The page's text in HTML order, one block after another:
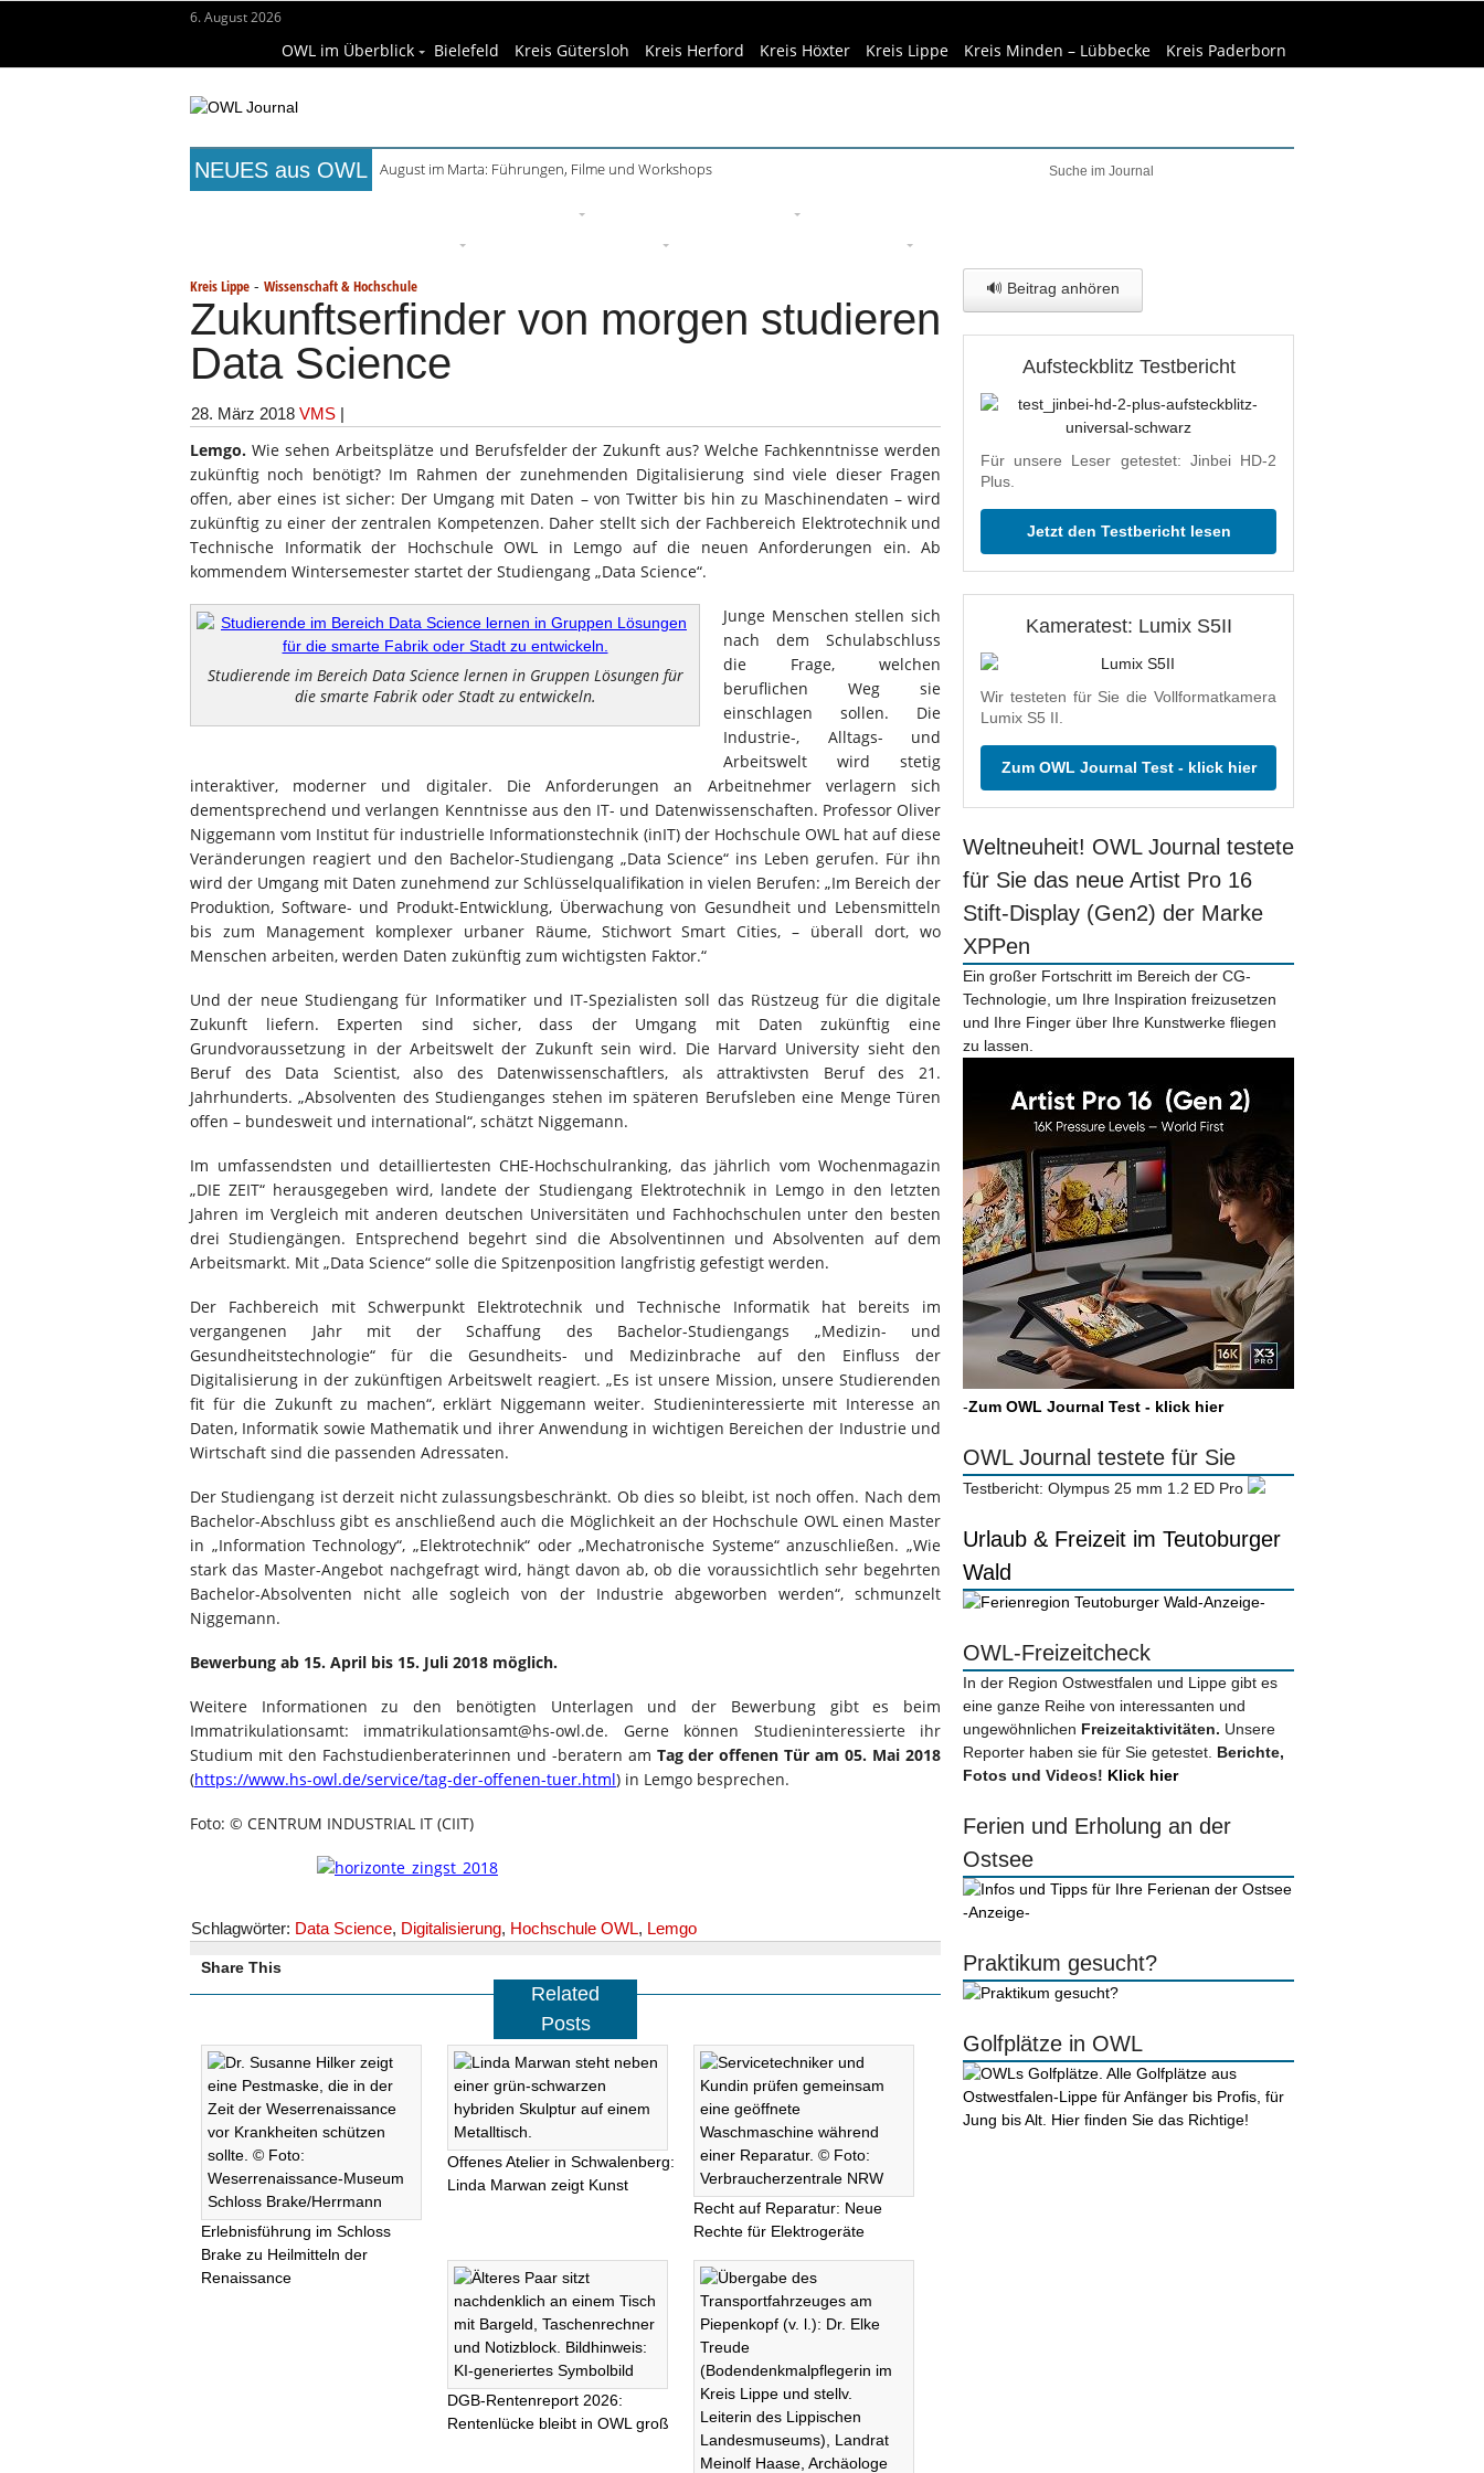
6. August 2026
OWL im Überblick Bielefeld Kreis Gütersloh Kreis Herford Kreis Höxter Kreis Lippe Kreis Minden – Lübbecke Kreis Paderborn
NEUES aus OWL August im Marta: Führungen, Filme und Workshops
Kreis Lippe - Wissenschaft & Hochschule
Zukunftserfinder von morgen studieren
Data Science
28. März 2018 VMS |
Lemgo. Wie sehen Arbeitsplätze und Berufsfelder der Zukunft aus? Welche Fachkenntnisse werden
zukünftig noch benötigt? Im Rahmen der zunehmenden Digitalisierung sind viele dieser Fragen
offen, aber eines ist sicher: Der Umgang mit Daten – von Twitter bis hin zu Maschinendaten – wird
zukünftig zu einer der zentralen Kompetenzen. Daher stellt sich der Fachbereich Elektrotechnik und
Technische Informatik der Hochschule OWL in Lemgo auf die neuen Anforderungen ein. Ab
kommendem Wintersemester startet der Studiengang „Data Science“.
Studierende im Bereich Data Science lernen in Gruppen Lösungen für
die smarte Fabrik oder Stadt zu entwickeln.
Junge Menschen stellen sich
nach dem Schulabschluss
die Frage, welchen
beruflichen Weg sie
einschlagen sollen. Die
Industrie-, Alltags- und
Arbeitswelt wird stetig
interaktiver, moderner und digitaler. Die Anforderungen an Arbeitnehmer verlagern sich
dementsprechend und verlangen Kenntnisse aus den IT- und Datenwissenschaften. Professor Oliver
Niggemann vom Institut für industrielle Informationstechnik (inIT) der Hochschule OWL hat auf diese
Veränderungen reagiert und den Bachelor-Studiengang „Data Science“ ins Leben gerufen. Für ihn
wird der Umgang mit Daten zunehmend zur Schlüsselqualifikation in vielen Berufen: „Im Bereich der
Produktion, Software- und Produkt-Entwicklung, Überwachung von Gesundheit und Lebensmitteln
bis zum Management komplexer urbaner Räume, Stichwort Smart Cities, – überall dort, wo
Menschen arbeiten, werden Daten zukünftig zum wichtigsten Faktor.“
Und der neue Studiengang für Informatiker und IT-Spezialisten soll das Rüstzeug für die digitale
Zukunft liefern. Experten sind sicher, dass der Umgang mit Daten zukünftig eine
Grundvoraussetzung in der Arbeitswelt der Zukunft sein wird. Die Harvard University sieht den
Beruf des Data Scientist, also des Datenwissenschaftlers, als attraktivsten Beruf des 21.
Jahrhunderts. „Absolventen des Studienganges stehen im späteren Berufsleben eine Menge Türen
offen – bundesweit und international“, schätzt Niggemann.
Im umfassendsten und detailliertesten CHE-Hochschulranking, das jährlich vom Wochenmagazin
„DIE ZEIT“ herausgegeben wird, landete der Studiengang Elektrotechnik in Lemgo in den letzten
Jahren im Vergleich mit anderen deutschen Universitäten und Fachhochschulen unter den besten
drei Studiengängen. Entsprechend begehrt sind die Absolventinnen und Absolventen auf dem
Arbeitsmarkt. Mit „Data Science“ solle die Spitzenposition langfristig gefestigt werden.
Der Fachbereich mit Schwerpunkt Elektrotechnik und Technische Informatik hat bereits im
vergangenen Jahr mit der Schaffung des Bachelor-Studiengangs „Medizin- und
Gesundheitstechnologie“ für die Gesundheits- und Medizinbrache auf den Einfluss der
Digitalisierung in der zukünftigen Arbeitswelt reagiert. „Es ist unsere Mission, unsere Studierenden
fit für die Zukunft zu machen“, erklärt Niggemann weiter. Studieninteressierte mit Interesse an
Daten, Informatik sowie Mathematik und ihrer Anwendung in wichtigen Bereichen der Industrie und
Wirtschaft sind die passenden Adressaten.
Der Studiengang ist derzeit nicht zulassungsbeschränkt. Ob dies so bleibt, ist noch offen. Nach dem
Bachelor-Abschluss gibt es anschließend auch die Möglichkeit an der Hochschule OWL einen Master
in „Information Technology“, „Elektrotechnik“ oder „Mechatronische Systeme“ anzuschließen. „Wie
stark das Master-Angebot nachgefragt wird, hängt davon ab, ob die voraussichtlich sehr begehrten
Bachelor-Absolventen nicht alle sogleich von der Industrie abgeworben werden“, schmunzelt
Niggemann.
Bewerbung ab 15. April bis 15. Juli 2018 möglich.
Weitere Informationen zu den benötigten Unterlagen und der Bewerbung gibt es beim
Immatrikulationsamt: immatrikulationsamt@hs-owl.de. Gerne können Studieninteressierte ihr
Studium mit den Fachstudienberaterinnen und -beratern am Tag der offenen Tür am 05. Mai 2018
(https://www.hs-owl.de/service/tag-der-offenen-tuer.html) in Lemgo besprechen.
Foto: © CENTRUM INDUSTRIAL IT (CIIT)
Schlagwörter: Data Science, Digitalisierung, Hochschule OWL, Lemgo
Share This
Related
Posts
Erlebnisführung im Schloss
Brake zu Heilmitteln der
Renaissance
Offenes Atelier in Schwalenberg:
Linda Marwan zeigt Kunst
Recht auf Reparatur: Neue
Rechte für Elektrogeräte
DGB-Rentenreport 2026:
Rentenlücke bleibt in OWL groß
🔊 Beitrag anhören
Aufsteckblitz Testbericht
Für unsere Leser getestet: Jinbei HD-2
Plus.
Jetzt den Testbericht lesen
Kameratest: Lumix S5II
Wir testeten für Sie die Vollformatkamera
Lumix S5 II.
Zum OWL Journal Test - klick hier
Weltneuheit! OWL Journal testete
für Sie das neue Artist Pro 16
Stift-Display (Gen2) der Marke
XPPen
Ein großer Fortschritt im Bereich der CG-
Technologie, um Ihre Inspiration freizusetzen
und Ihre Finger über Ihre Kunstwerke fliegen
zu lassen.
-Zum OWL Journal Test - klick hier
OWL Journal testete für Sie
Testbericht: Olympus 25 mm 1.2 ED Pro
Urlaub & Freizeit im Teutoburger
Wald
-Anzeige-
OWL-Freizeitcheck
In der Region Ostwestfalen und Lippe gibt es
eine ganze Reihe von interessanten und
ungewöhnlichen Freizeitaktivitäten. Unsere
Reporter haben sie für Sie getestet. Berichte,
Fotos und Videos! Klick hier
Ferien und Erholung an der
Ostsee
-Anzeige-
Praktikum gesucht?
Golfplätze in OWL